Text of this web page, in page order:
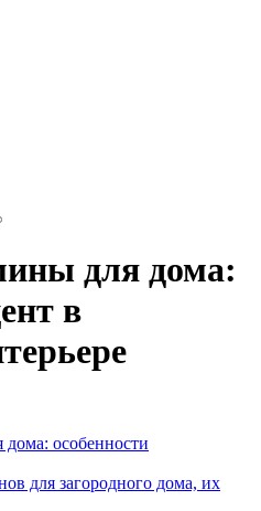
для дома:
в
особенности
для загородного дома, их